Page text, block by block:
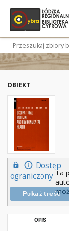
OBIEKT
Dostęp
ograniczony
Pokaż treść
Ta
OPIS